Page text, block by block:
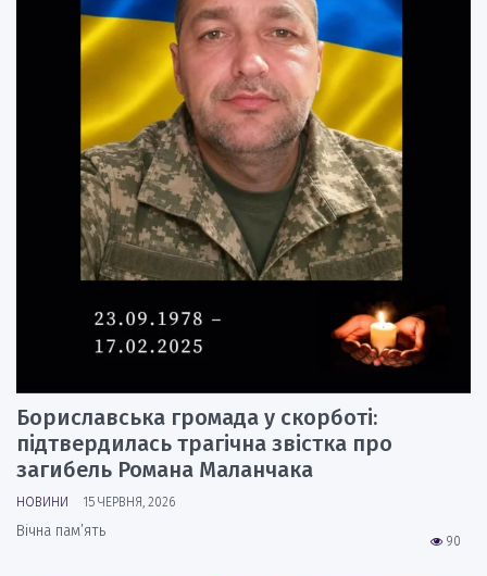
Бориславська громада у скорботі:
підтвердилась трагічна звістка про
загибель Романа Маланчака
НОВИНИ 15 ЧЕРВНЯ, 2026
90
Вічна пам’ять